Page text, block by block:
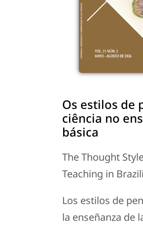
Os estilos de
ciência no
básica
The Thought
Teaching in
Los estilos de
la enseñanza de